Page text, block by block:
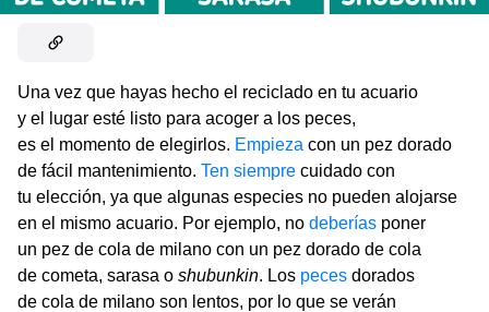
Una vez que hayas hecho el reciclado en tu acuario
y el lugar esté listo para acoger a los peces,
es el momento de elegirlos. Empieza con un pez dorado
de fácil mantenimiento. Ten siempre cuidado con
tu elección, ya que algunas especies no pueden alojarse
en el mismo acuario. Por ejemplo, no deberías poner
un pez de cola de milano con un pez dorado de cola
de cometa, sarasa o shubunkin. Los peces dorados
de cola de milano son lentos, por lo que se verán